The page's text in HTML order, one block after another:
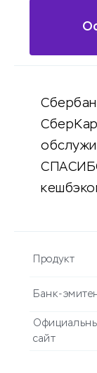
Продукт
Банк-
сайт